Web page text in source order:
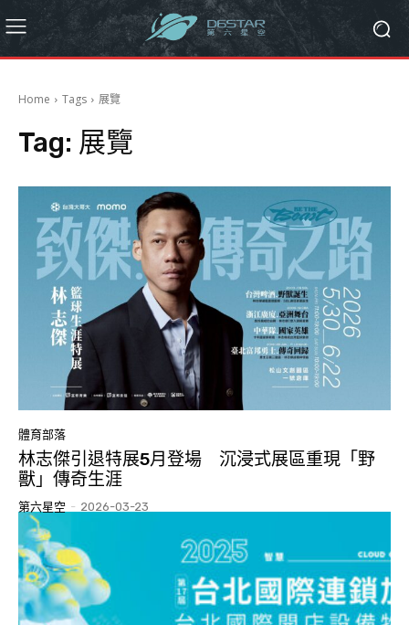
Home Tags 展覽
Tag: 展覽
體育部落
林志傑引退特展5月登場 沉浸式展區重現「野
獸」傳奇生涯
第六星空 - 2026-03-23